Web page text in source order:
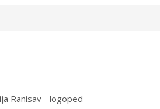
Ranisav - logoped